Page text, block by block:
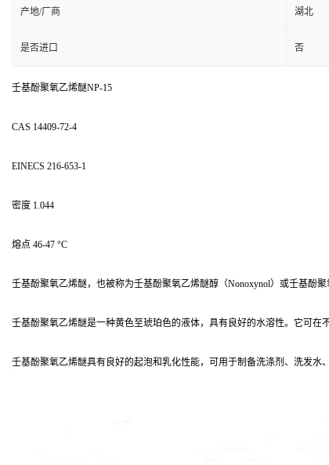
产地/厂商 湖北
是否进口 否
壬基酚聚氧乙烯醚NP-15
CAS 14409-72-4
EINECS 216-653-1
密度 1.044
熔点 46-47 °C
壬基酚聚氧乙烯醚，也被称为壬基酚聚氧乙烯醚醇（Nonoxynol）或壬基酚
壬基酚聚氧乙烯醚是一种黄色至琥珀色的液体，具有良好的水溶性。它可在
壬基酚聚氧乙烯醚具有良好的起泡和乳化性能，可用于制备洗涤剂、洗发水